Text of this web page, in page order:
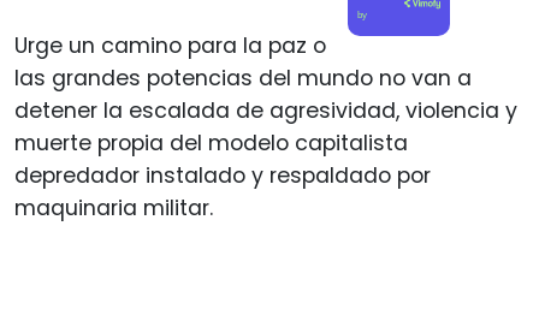
by
Urge un camino para la paz o
las grandes potencias del mundo no van a
detener la escalada de agresividad, violencia y
muerte propia del modelo capitalista
depredador instalado y respaldado por
maquinaria militar.